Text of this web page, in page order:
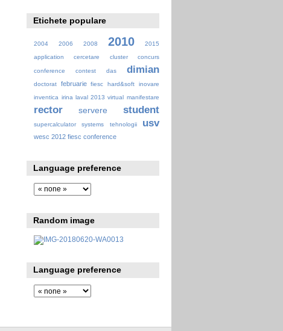
Etichete populare
2004 2006 2008 2010
2015
application
cercetare cluster concurs
conference contest das dimian
doctorat februarie fiesc hard&soft
inovare
inventica irina laval 2013 virtual manifestare
rector servere student
supercalculator systems tehnologii usv
wesc 2012 fiesc conference
Language preference
Random image
Language preference